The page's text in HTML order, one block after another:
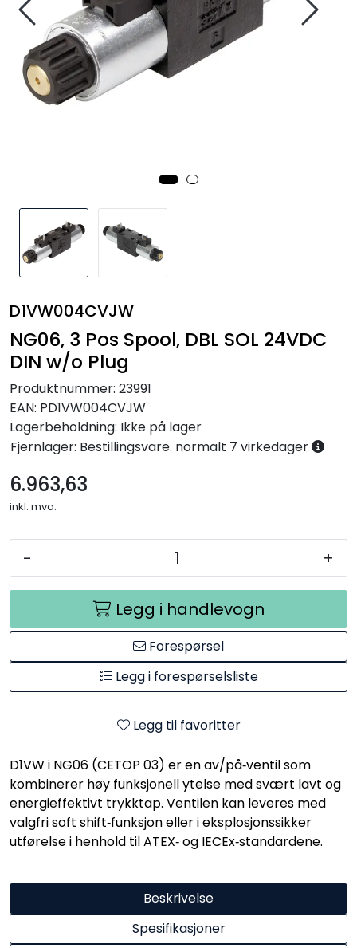
D1VW004CVJW
NG06, 3 Pos Spool, DBL SOL 24VDC
DIN w/o Plug
Produktnummer: 23991
EAN: PD1VW004CVJW
Lagerbeholdning: Ikke på lager
Fjernlager: Bestillingsvare. normalt 7 virkedager
6.963,63
inkl. mva.
- +
Legg i handlevogn
Forespørsel
Legg i forespørselsliste
Legg til favoritter
D1VW i NG06 (CETOP 03) er en av/på‑ventil som
kombinerer høy funksjonell ytelse med svært lavt og
energieffektivt trykktap. Ventilen kan leveres med
valgfri soft shift‑funksjon eller i eksplosjonssikker
utførelse i henhold til ATEX‑ og IECEx‑standardene.
Beskrivelse
Spesifikasjoner
Annet